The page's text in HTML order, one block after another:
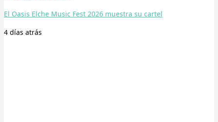
El Oasis Elche Music Fest 2026 muestra su cartel
4 días atrás